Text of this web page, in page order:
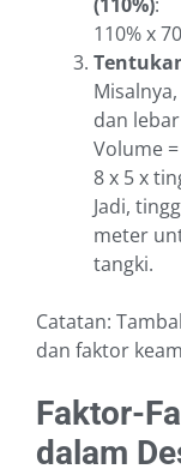
110% x
dan
Volume
8 x 5 x
Jadi,
meter
tangki.
Catatan:
dan faktor
Faktor-
dalam